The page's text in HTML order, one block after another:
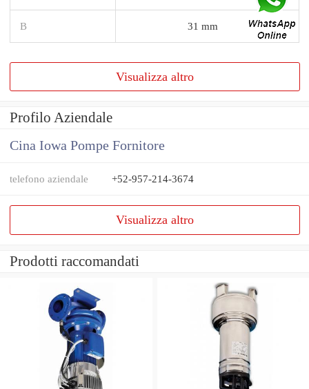
B 31 mm
Visualizza altro
Profilo Aziendale
Cina Iowa Pompe Fornitore
telefono aziendale +52-957-214-3674
Visualizza altro
Prodotti raccomandati